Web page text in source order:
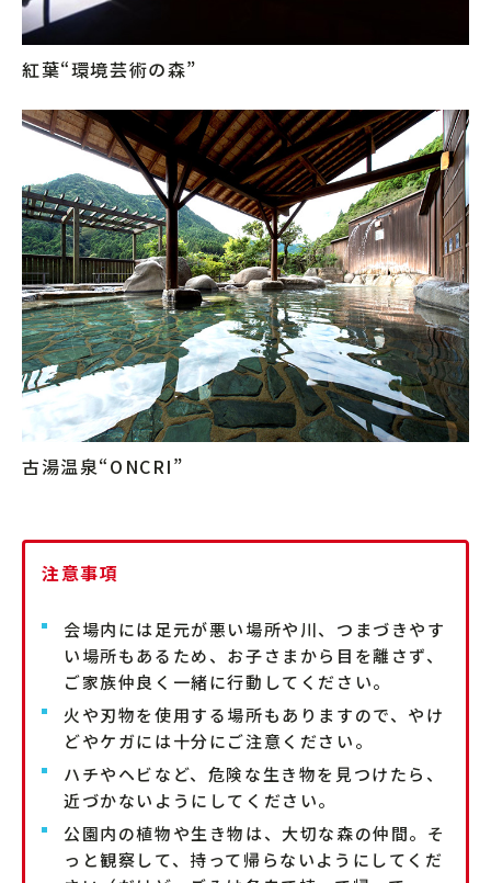
紅葉“環境芸術の森”
古湯温泉“ONCRI”
注意事項
会場内には足元が悪い場所や川、つまづきやす
い場所もあるため、お子さまから目を離さず、
ご家族仲良く一緒に行動してください。
火や刃物を使用する場所もありますので、やけ
どやケガには十分にご注意ください。
ハチやヘビなど、危険な生き物を見つけたら、
近づかないようにしてください。
公園内の植物や生き物は、大切な森の仲間。そ
っと観察して、持って帰らないようにしてくだ